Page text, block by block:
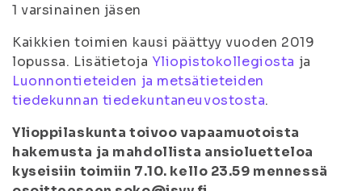
1 varsinainen jäsen
Kaikkien toimien kausi päättyy vuoden 2019
lopussa. Lisätietoja Yliopistokollegiosta ja
Luonnontieteiden ja metsätieteiden
tiedekunnan tiedekuntaneuvostosta.
Ylioppilaskunta toivoo vapaamuotoista
hakemusta ja mahdollista ansioluetteloa
kyseisiin toimiin 7.10. kello 23.59 mennessä